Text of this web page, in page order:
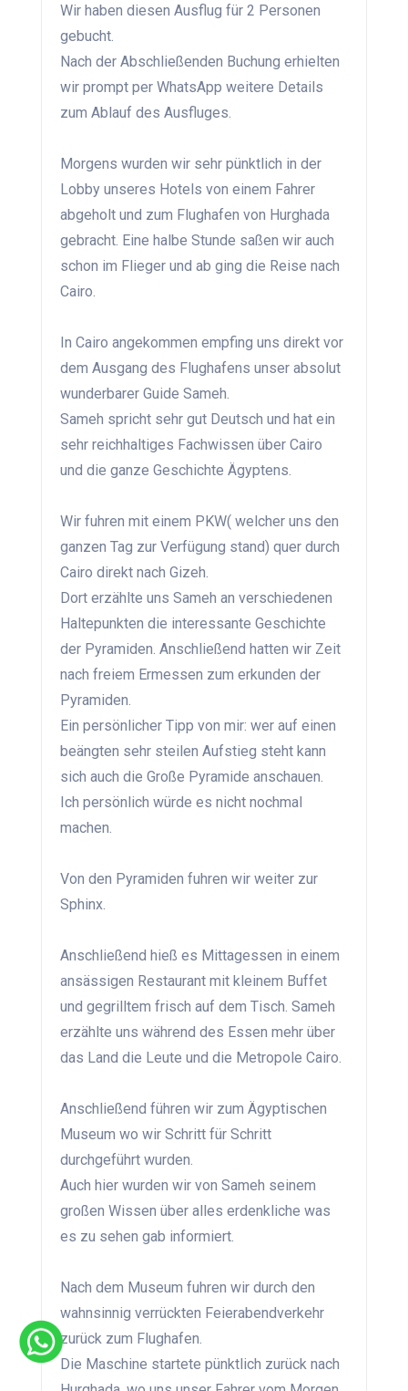
Wir haben diesen Ausflug für 2 Personen
gebucht.
Nach der Abschließenden Buchung erhielten
wir prompt per WhatsApp weitere Details
zum Ablauf des Ausfluges.
Morgens wurden wir sehr pünktlich in der
Lobby unseres Hotels von einem Fahrer
abgeholt und zum Flughafen von Hurghada
gebracht. Eine halbe Stunde saßen wir auch
schon im Flieger und ab ging die Reise nach
Cairo.
In Cairo angekommen empfing uns direkt vor
dem Ausgang des Flughafens unser absolut
wunderbarer Guide Sameh.
Sameh spricht sehr gut Deutsch und hat ein
sehr reichhaltiges Fachwissen über Cairo
und die ganze Geschichte Ägyptens.
Wir fuhren mit einem PKW( welcher uns den
ganzen Tag zur Verfügung stand) quer durch
Cairo direkt nach Gizeh.
Dort erzählte uns Sameh an verschiedenen
Haltepunkten die interessante Geschichte
der Pyramiden. Anschließend hatten wir Zeit
nach freiem Ermessen zum erkunden der
Pyramiden.
Ein persönlicher Tipp von mir: wer auf einen
beängten sehr steilen Aufstieg steht kann
sich auch die Große Pyramide anschauen.
Ich persönlich würde es nicht nochmal
machen.
Von den Pyramiden fuhren wir weiter zur
Sphinx.
Anschließend hieß es Mittagessen in einem
ansässigen Restaurant mit kleinem Buffet
und gegrilltem frisch auf dem Tisch. Sameh
erzählte uns während des Essen mehr über
das Land die Leute und die Metropole Cairo.
Anschließend führen wir zum Ägyptischen
Museum wo wir Schritt für Schritt
durchgeführt wurden.
Auch hier wurden wir von Sameh seinem
großen Wissen über alles erdenkliche was
es zu sehen gab informiert.
Nach dem Museum fuhren wir durch den
wahnsinnig verrückten Feierabendverkehr
zurück zum Flughafen.
Die Maschine startete pünktlich zurück nach